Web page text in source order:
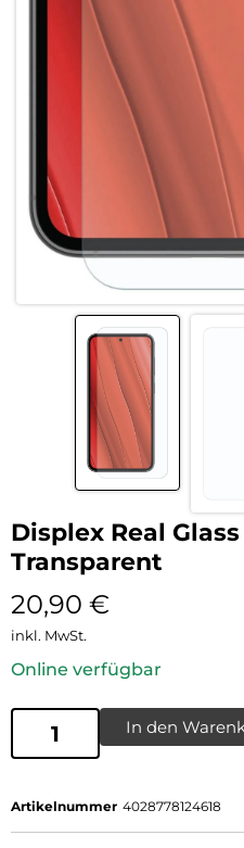
Displex Real
Transparent
20,90 €
inkl. MwSt.
Online verfügbar
In den
Artikelnummer 4028778124618